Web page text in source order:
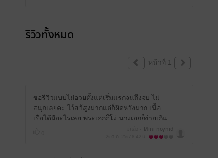
รีวิวทั้งหมด
หน้าที่ 1
ขอรีวิวแบบไม่อวยตั้งแต่เริ่มแรกจนถึงจบ ไม่
สนุกเลยคะ ไว้สว้สูงมากแต่ก็ผิดหวังมาก เนื้อ
เรื่อได้มีอะไรเลย พระเอกก็โง่ นางเอกก็ง่ายเกิน
Mini noynid